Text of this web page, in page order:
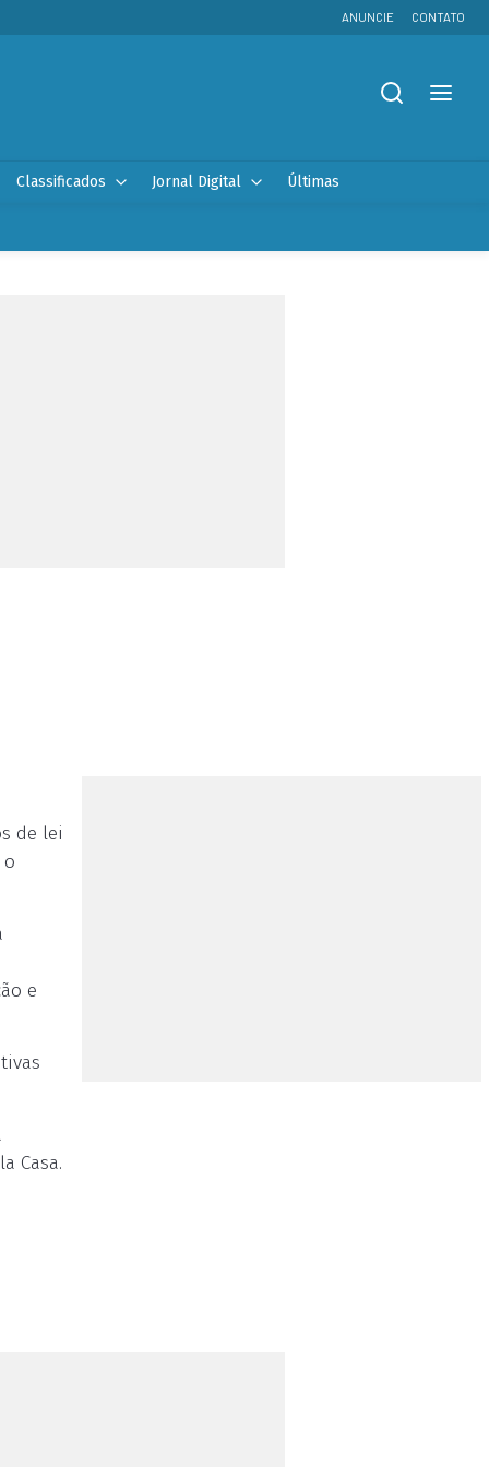
ANUNCIE CONTATO
Classificados Jornal Digital Últimas
de lei
e
Casa.